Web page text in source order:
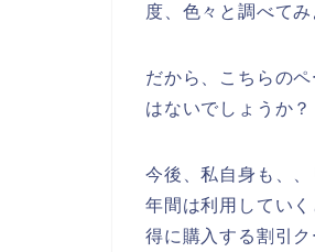
度、色々と調べて
だから、こちらの
はないでしょうか？
今後、私自身も、
年間は利用してい
得に購入する割引